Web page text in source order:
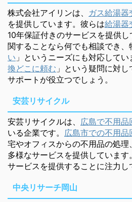
株式会社アイリンは、 ガス給湯器
を提供しています。彼らは給湯器
10年保証付きのサービスを提供し
関することなら何でも相談でき、
い 」というニーズにも対応して
換どこに頼む 」という疑問に対
サポートが役立つでしょう。
安芸リサイクル
安芸リサイクルは、 広島で不用品
いる企業です。 広島市での不用品
宅やオフィスからの不用品の処理
多様なサービスを提供していま
サービスを提供することに注力し
中央リサーチ岡山